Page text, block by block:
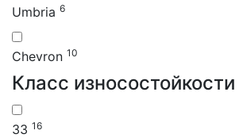
Umbria 6
Chevron 10
Класс износостойкости
33 16